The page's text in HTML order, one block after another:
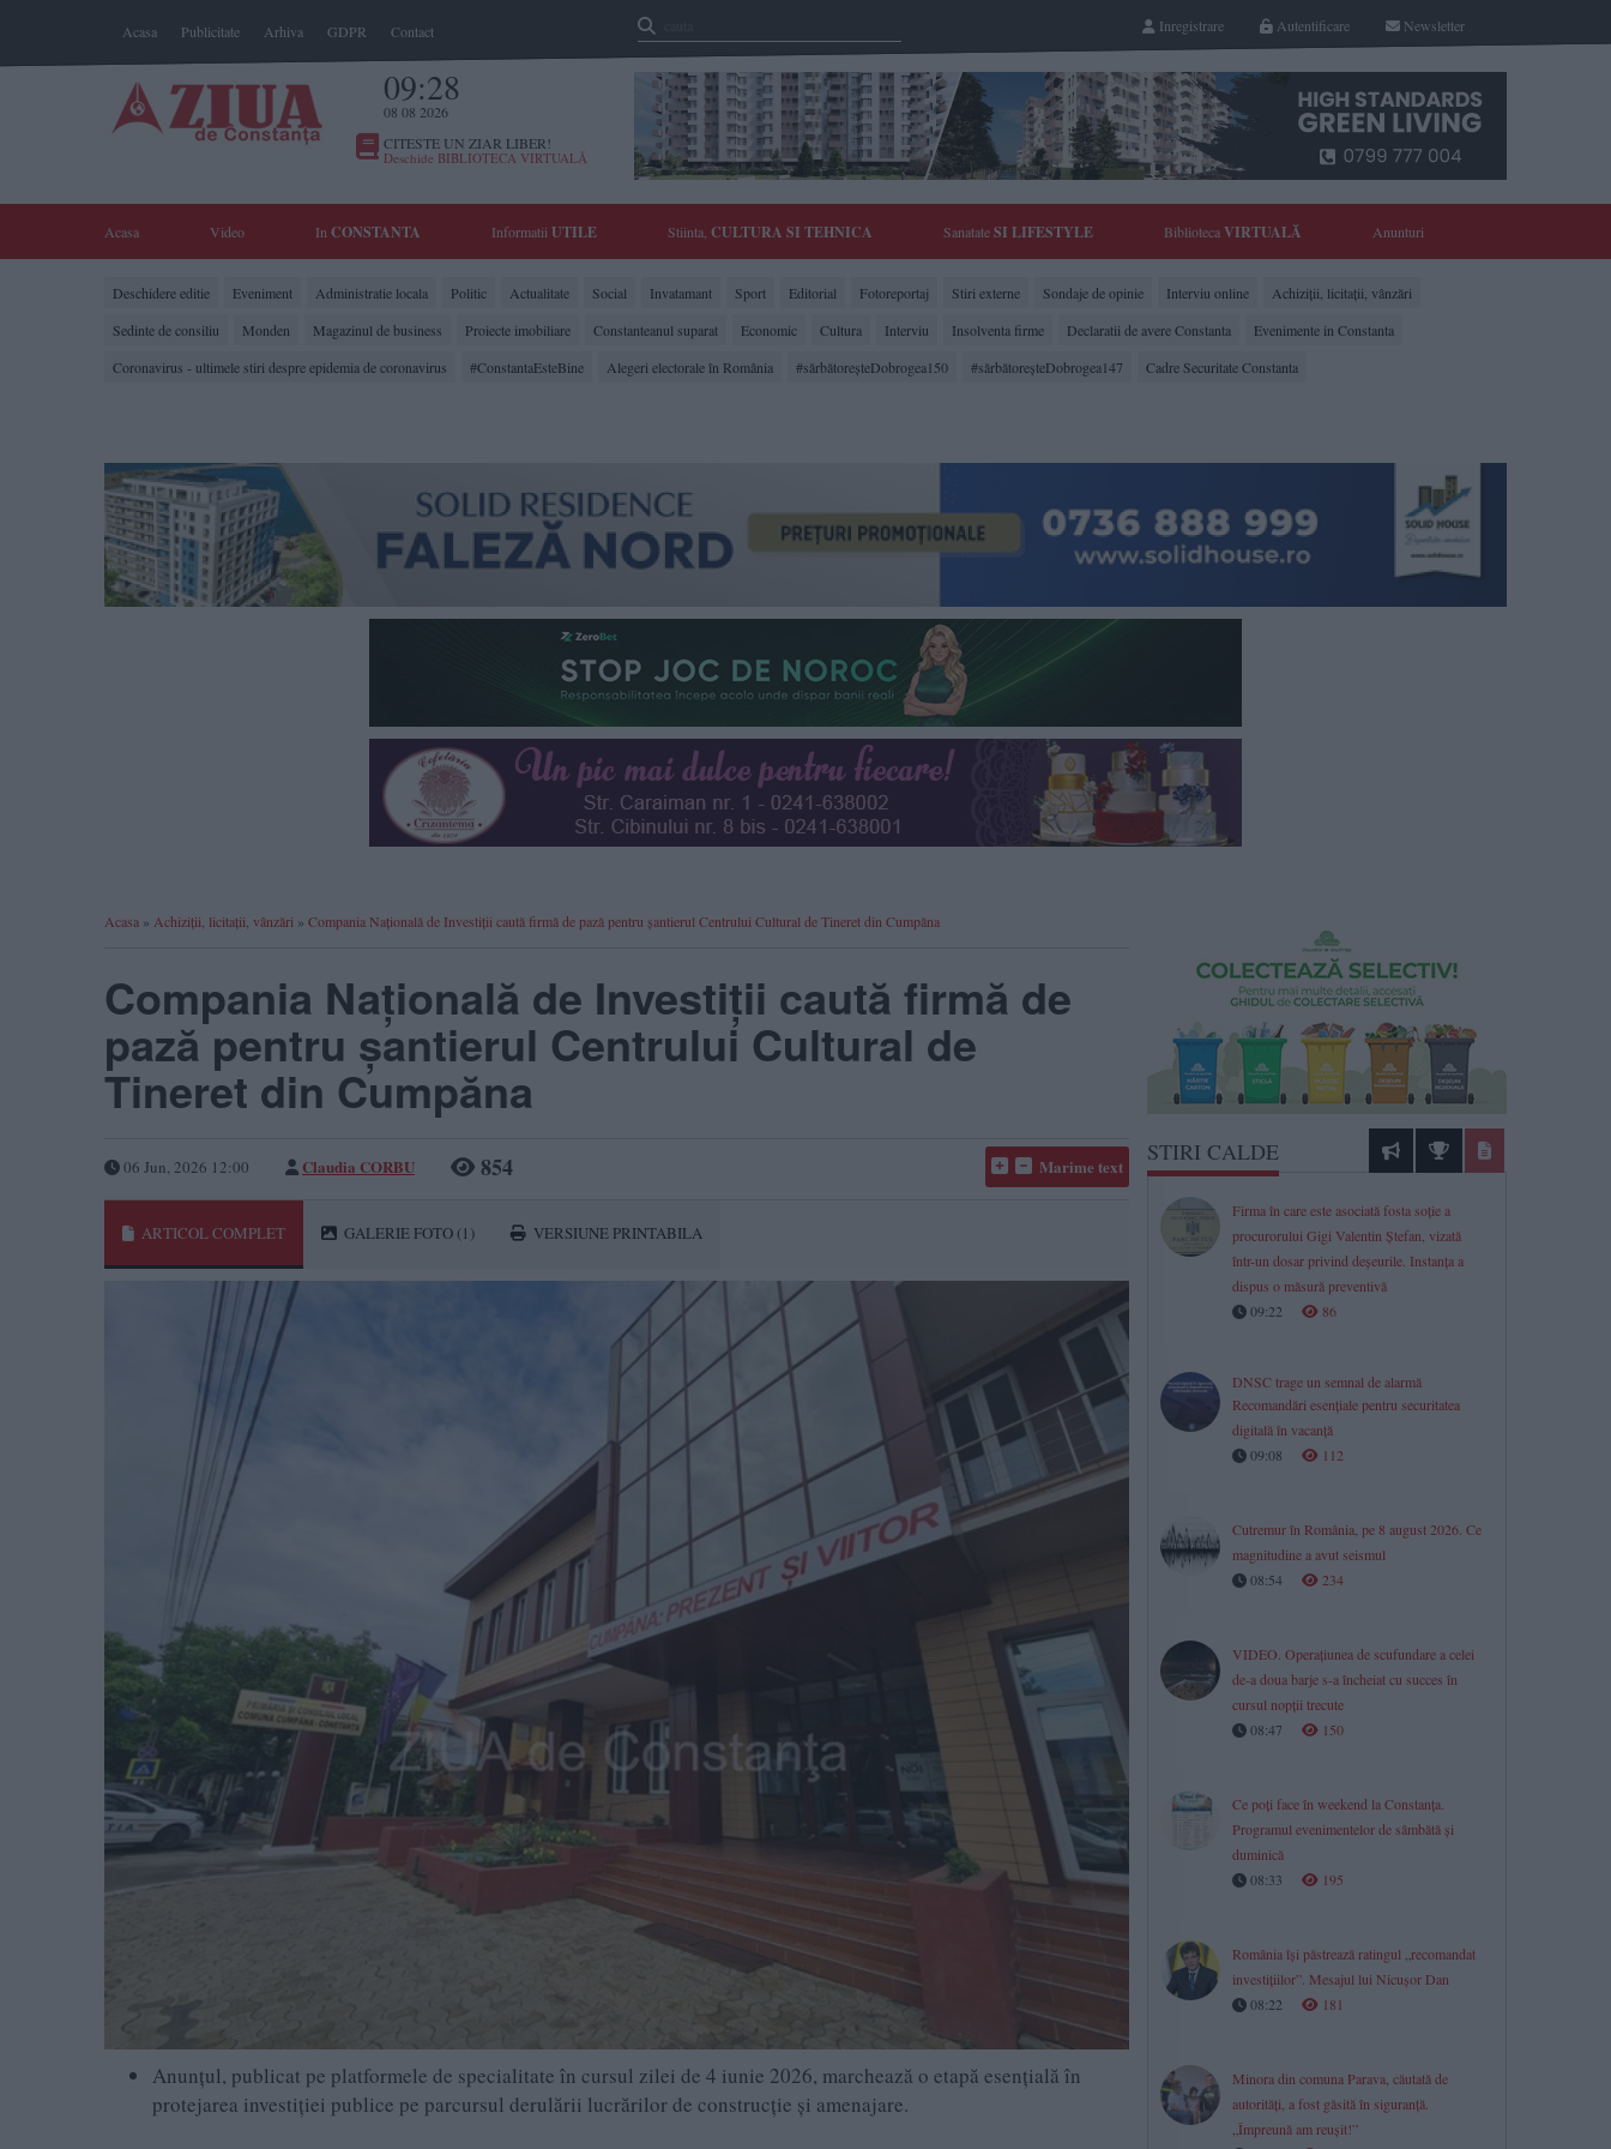
Acasa Publicitate Arhiva GDPR Contact Newsletter
Autentificare
Inregistrare
09:28
08 08 2026
CITESTE UN ZIAR LIBER!
Deschide BIBLIOTECA VIRTUALĂ
Acasa Video In CONSTANTA Informatii UTILE Stiinta, CULTURA SI TEHNICA SanatateSI LIFESTYLE BibliotecaVIRTUALĂ Anunturi
Deschidere editie Eveniment Administratie locala Politic Actualitate Social Invatamant Sport Editorial Fotoreportaj Stiri externe Sondaje de opinie Interviu online
Achiziții, licitații, vânzări
Sedinte de consiliu
Monden Magazinul de business Proiecte imobiliare Constanteanul suparat Economic Cultura Interviu Insolventa firme Declaratii de avere Constanta
Evenimente in Constanta
Coronavirus - ultimele stiri despre epidemia de coronavirus
#ConstantaEsteBine Alegeri electorale în România #sărbătoreşteDobrogea150 #sărbătoreşteDobrogea147 Cadre Securitate Constanta
Acasa » Achiziții, licitații, vânzări » Compania Națională de Investiții caută firmă de pază pentru șantierul Centrului Cultural de Tineret din Cumpăna
Compania Națională de Investiții caută firmă de
pază pentru șantierul Centrului Cultural de
Tineret din Cumpăna
06 Jun, 2026 12:00 Claudia CORBU 854 Marime text
ARTICOL COMPLET GALERIE FOTO (1) VERSIUNE PRINTABILA
Anunțul, publicat pe platformele de specialitate în cursul zilei de 4 iunie 2026, marchează o etapă esențială în
protejarea investiției publice pe parcursul derulării lucrărilor de construcție și amenajare.
STIRI CALDE
Firma în care este asociată fosta soție a
procurorului Gigi Valentin Ștefan, vizată
într-un dosar privind deșeurile. Instanța a
dispus o măsură preventivă
09:22
86
DNSC trage un semnal de alarmă
Recomandări esențiale pentru securitatea
digitală în vacanță
09:08
112
Cutremur în România, pe 8 august 2026. Ce
magnitudine a avut seismul
08:54
234
VIDEO. Operațiunea de scufundare a celei
de-a doua barje s-a încheiat cu succes în
cursul nopții trecute
08:47
150
Ce poți face în weekend la Constanța.
Programul evenimentelor de sâmbătă și
duminică
08:33
195
România își păstrează ratingul „recomandat
investițiilor”. Mesajul lui Nicușor Dan
08:22
181
Minora din comuna Parava, căutată de
autorități, a fost găsită în siguranță.
„Împreună am reușit!”